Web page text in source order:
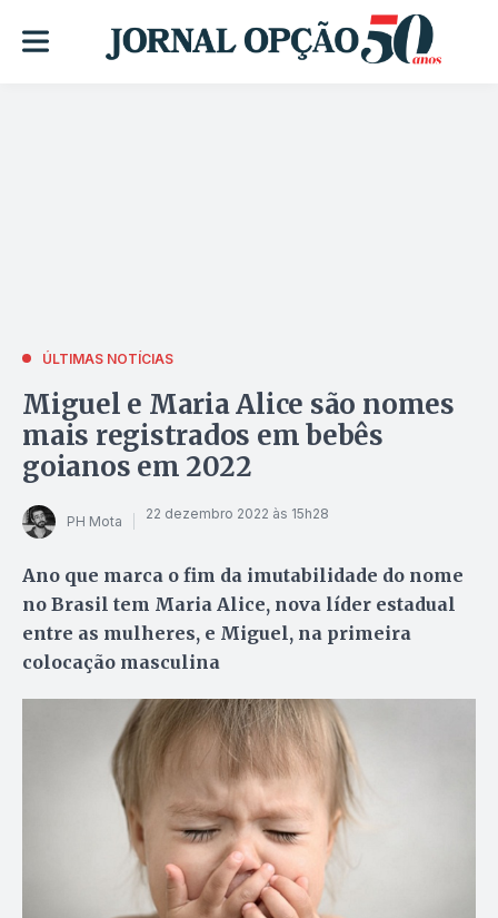
ÚLTIMAS NOTÍCIAS
Miguel e Maria Alice são nomes
mais registrados em bebês
goianos em 2022
PH Mota 22 dezembro 2022 às 15h28
Ano que marca o fim da imutabilidade do nome
no Brasil tem Maria Alice, nova líder estadual
entre as mulheres, e Miguel, na primeira
colocação masculina